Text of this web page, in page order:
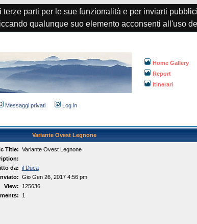
parti per le sue funzionalità e per inviarti
qualunque suo elemento acconsenti all'uso
Home Gallery
Report
Itinerari
Messaggi privati Log in
Variante Ovest Legnone
Title: Variante Ovest Legnone
da: il Duca
Gio Gen 26, 2017 4:56 pm
View:
125636
1